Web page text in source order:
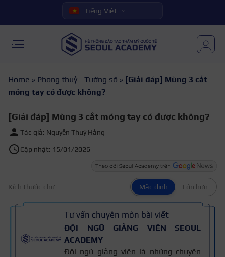
Tiếng Việt
Home » Phong thuỷ - Tướng số » [Giải đáp] Mùng 3 cắt
móng tay có được không?
[Giải đáp] Mùng 3 cắt móng tay có được không?
Tác giả: Nguyễn Thuý Hằng
Cập nhật: 15/01/2026
Kích thước chữ Mặc định Lớn hơn
Tư vấn chuyên môn bài viết
ĐỘI NGŨ GIẢNG VIÊN SEOUL
ACADEMY
Đội ngũ giảng viên là những chuyên